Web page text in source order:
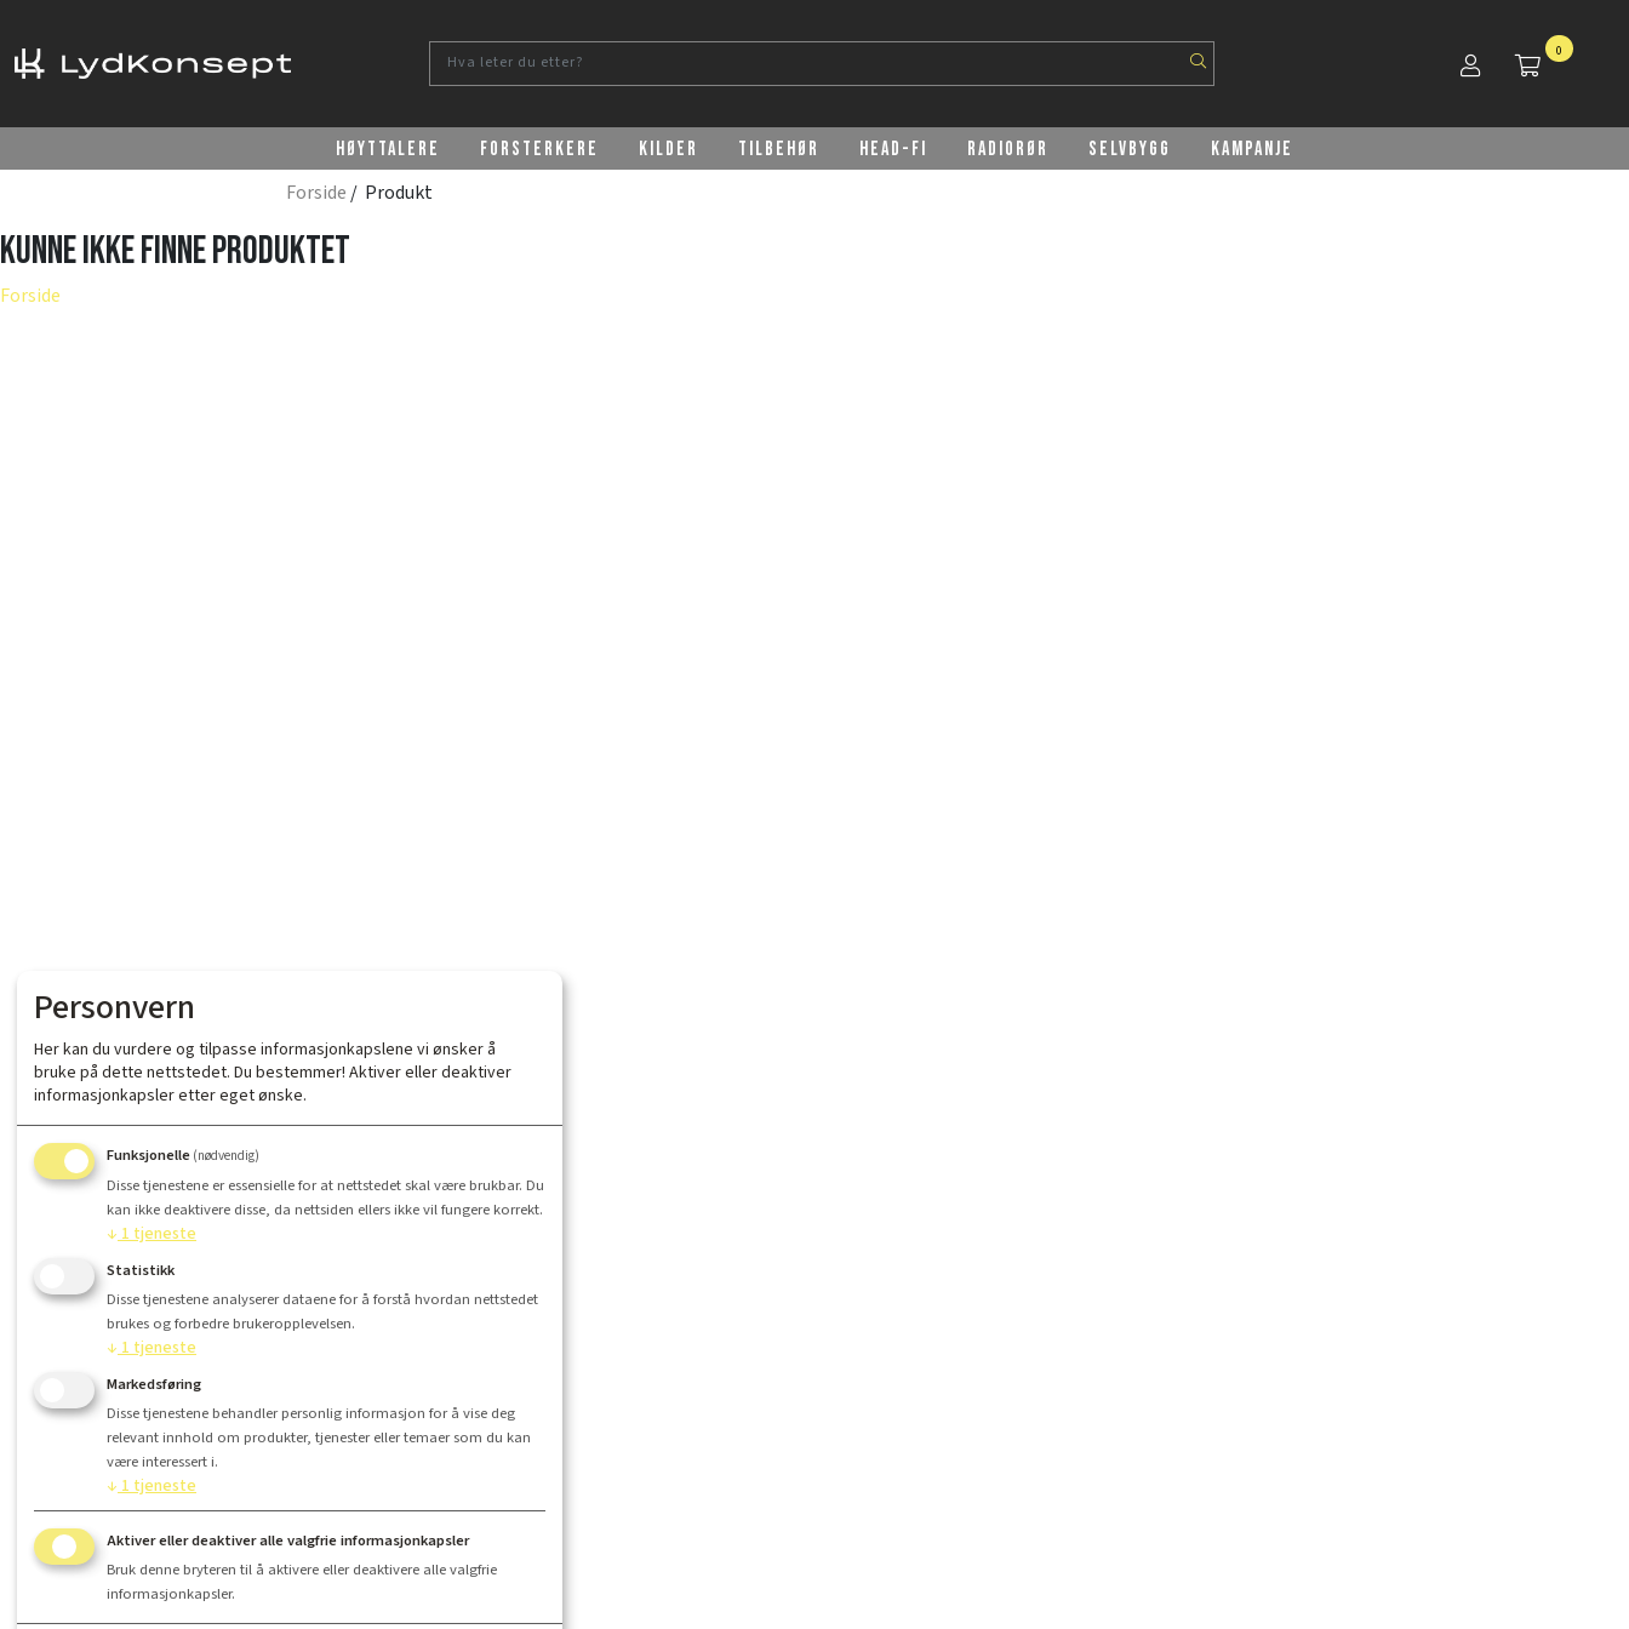
0
Høyttalere Forsterkere Kilder Tilbehør Head-Fi Radiorør Selvbygg Kampanje
Forside / Produkt
Kunne ikke finne produktet
Forside
Personvern
Her kan du vurdere og tilpasse informasjonkapslene vi ønsker å
bruke på dette nettstedet. Du bestemmer! Aktiver eller deaktiver
informasjonkapsler etter eget ønske.
Funksjonelle (nødvendig)
Disse tjenestene er essensielle for at nettstedet skal være brukbar. Du
kan ikke deaktivere disse, da nettsiden ellers ikke vil fungere korrekt.
↓ 1tjeneste
Statistikk
Disse tjenestene analyserer dataene for å forstå hvordan nettstedet
brukes og forbedre brukeropplevelsen.
↓ 1tjeneste
Markedsføring
Disse tjenestene behandler personlig informasjon for å vise deg
relevant innhold om produkter, tjenester eller temaer som du kan
være interessert i.
↓ 1tjeneste
Aktiver eller deaktiver alle valgfrie informasjonkapsler
Bruk denne bryteren til å aktivere eller deaktivere alle valgfrie
informasjonkapsler.